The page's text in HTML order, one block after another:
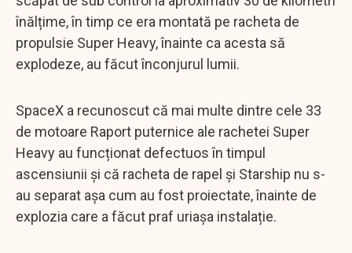
înălțime, în timp ce era montată pe racheta de
propulsie Super Heavy, înainte ca acesta să
explodeze, au făcut înconjurul lumii.
SpaceX a recunoscut că mai multe dintre cele 33
de motoare Raport puternice ale rachetei Super
Heavy au funcționat defectuos în timpul
ascensiunii și că racheta de rapel și Starship nu s-
au separat așa cum au fost proiectate, înainte de
explozia care a făcut praf uriașa instalație.